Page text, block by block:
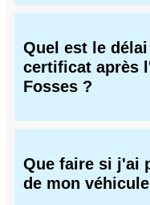
Quel est le
certificat après
Fosses ?
Que faire si j'ai
de mon